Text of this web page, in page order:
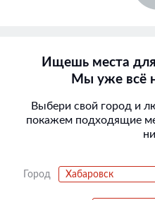
Ищешь места
Мы уже всё
Выбери свой город и
покажем подходящие
Город Хабаровск